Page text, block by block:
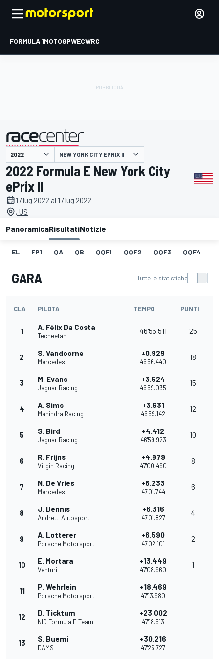
FORMULA 1MOTOGPWECWRC
presentato da NEW YORK CITY EPRIX II
2022 Formula E New York City
ePrix II
17 lug 2022 al 17 lug 2022
, US
PanoramicaRisultatiNotizie
EL FP1 QA QB QQF1 QQF2 QQF3 QQF4
GARA Tutte le statistiche
CLA PILOTA TEMPO PUNTI
1 A. Félix Da Costa
Techeetah
46'55.511 25
2 S. Vandoorne
Mercedes
+0.929
46'56.440
18
3 M. Evans
Jaguar Racing
+3.524
46'59.035
15
4 A. Sims
Mahindra Racing
+3.631
46'59.142
12
5 S. Bird
Jaguar Racing
+4.412
46'59.923
10
6 R. Frijns
Virgin Racing
+4.979
47'00.490
8
7 N. De Vries
Mercedes
+6.233
47'01.744
6
8 J. Dennis
Andretti Autosport
+6.316
47'01.827
4
9 A. Lotterer
Porsche Motorsport
+6.590
47'02.101
2
10 E. Mortara
Venturi
+13.449
47'08.960
1
11 P. Wehrlein
Porsche Motorsport
+18.469
47'13.980
12 D. Ticktum
NIO Formula E Team
+23.002
47'18.513
13 S. Buemi
DAMS
+30.216
47'25.727